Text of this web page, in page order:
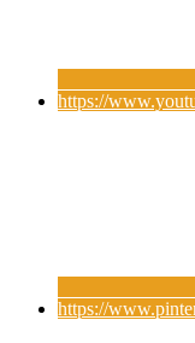
https://
https://